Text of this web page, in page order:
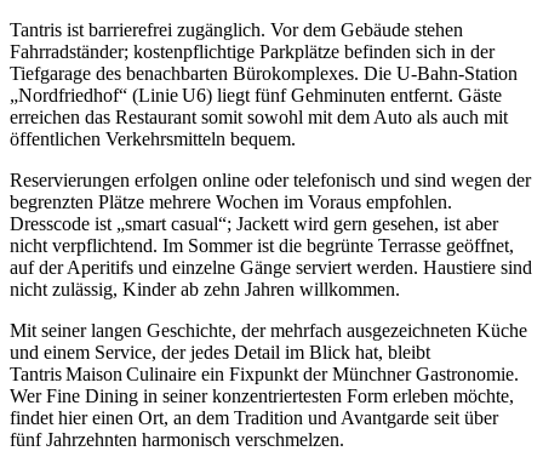
Tantris ist barrierefrei zugänglich. Vor dem Gebäude stehen
Fahrradständer; kostenpflichtige Parkplätze befinden sich in der
Tiefgarage des benachbarten Bürokomplexes. Die U‑Bahn‑Station
„Nordfriedhof“ (Linie U6) liegt fünf Gehminuten entfernt. Gäste
erreichen das Restaurant somit sowohl mit dem Auto als auch mit
öffentlichen Verkehrsmitteln bequem.
Reservierungen erfolgen online oder telefonisch und sind wegen der
begrenzten Plätze mehrere Wochen im Voraus empfohlen.
Dresscode ist „smart casual“; Jackett wird gern gesehen, ist aber
nicht verpflichtend. Im Sommer ist die begrünte Terrasse geöffnet,
auf der Aperitifs und einzelne Gänge serviert werden. Haustiere sind
nicht zulässig, Kinder ab zehn Jahren willkommen.
Mit seiner langen Geschichte, der mehrfach ausgezeichneten Küche
und einem Service, der jedes Detail im Blick hat, bleibt
Tantris Maison Culinaire ein Fixpunkt der Münchner Gastronomie.
Wer Fine Dining in seiner konzentriertesten Form erleben möchte,
findet hier einen Ort, an dem Tradition und Avantgarde seit über
fünf Jahrzehnten harmonisch verschmelzen.